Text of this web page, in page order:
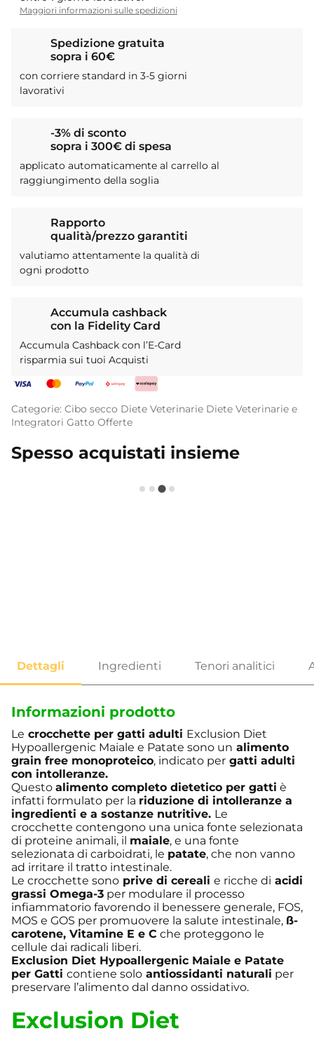
Maggiori informazioni sulle spedizioni
Spedizione gratuita
sopra i 60€
con corriere standard in 3-5 giorni
lavorativi
-3% di sconto
sopra i 300€ di spesa
applicato automaticamente al carrello al
raggiungimento della soglia
Rapporto
qualità/prezzo garantiti
valutiamo attentamente la qualità di
ogni prodotto
Accumula cashback
con la Fidelity Card
Accumula Cashback con l’E-Card
risparmia sui tuoi Acquisti
Categorie: Cibo secco Diete Veterinarie Diete Veterinarie e
Integratori Gatto Offerte
Spesso acquistati insieme
Informazioni prodotto
Le crocchette per gatti adulti Exclusion Diet
Hypoallergenic Maiale e Patate sono un alimento
grain free monoproteico, indicato per gatti adulti
con intolleranze.
Questo alimento completo dietetico per gatti è
infatti formulato per la riduzione di intolleranze a
ingredienti e a sostanze nutritive. Le
crocchette contengono una unica fonte selezionata
di proteine animali, il maiale, e una fonte
selezionata di carboidrati, le patate, che non vanno
ad irritare il tratto intestinale.
Le crocchette sono prive di cereali e ricche di acidi
grassi Omega-3 per modulare il processo
infiammatorio favorendo il benessere generale, FOS,
MOS e GOS per promuovere la salute intestinale, ß-
carotene, Vitamine E e C che proteggono le
cellule dai radicali liberi.
Exclusion Diet Hypoallergenic Maiale e Patate
per Gatti contiene solo antiossidanti naturali per
preservare l’alimento dal danno ossidativo.
Exclusion Diet